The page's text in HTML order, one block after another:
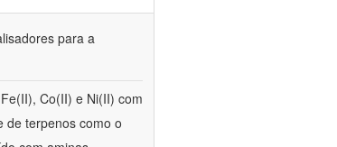
para a
Co(II) e Ni(II) com
de terpenos como o